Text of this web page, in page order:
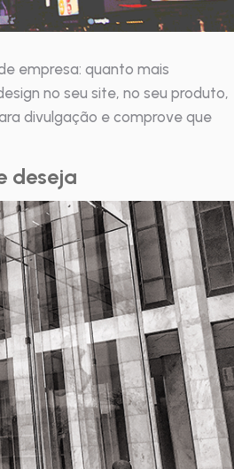
empresa: quanto mais
no seu site, no seu produto,
divulgação e comprove que
deseja